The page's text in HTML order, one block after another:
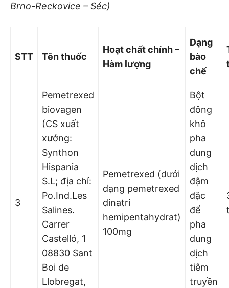
Brno-Reckovice – Séc)
STT Tên thuốc
Hoạt chất chính –
Hàm lượng
Dạng
bào
chế
3
Pemetrexed
biovagen
(CS xuất
xưởng:
Synthon
Hispania
S.L; địa chỉ:
Po.Ind.Les
Salines.
Carrer
Castelló, 1
08830 Sant
Boi de
Llobregat,
Pemetrexed (dưới
dạng pemetrexed
dinatri
hemipentahydrat)
100mg
Bột
đông
khô
pha
dung
dịch
đậm
đặc
để
pha
dung
dịch
tiêm
truyền